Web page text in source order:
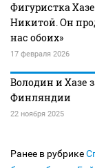
Фигуристка
Никитой. Он
нас обоих»
17 февраля 2026
Володин и Хазе
Финляндии
22 ноября 2025
Ранее в рубрике